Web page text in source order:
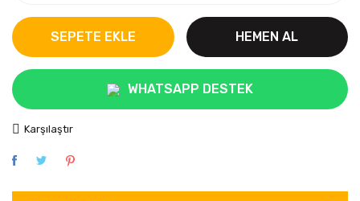
SEPETE EKLE HEMEN AL
WHATSAPP DESTEK
Karşılaştır